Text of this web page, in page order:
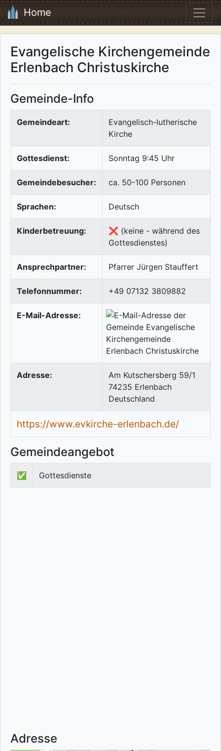
Home
Evangelische Kirchengemeinde
Erlenbach Christuskirche
Gemeinde-Info
Gemeindeart:
Evangelisch-lutherische
Kirche
Gottesdienst: Sonntag 9:45 Uhr
Gemeindebesucher: ca. 50-100 Personen
Sprachen: Deutsch
Kinderbetreuung:
❌ (keine - während des
Gottesdienstes)
Ansprechpartner: Pfarrer Jürgen Stauffert
Telefonnummer: +49 07132 3809882
E-Mail-Adresse:
Adresse:
Am Kutschersberg 59/1
74235 Erlenbach
Deutschland
https://www.evkirche-erlenbach.de/
Gemeindeangebot
✅ Gottesdienste
Adresse